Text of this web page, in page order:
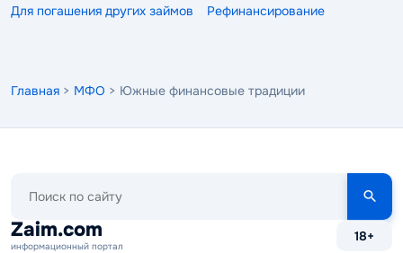
Для погашения других займов Рефинансирование
Главная > МФО > Южные финансовые традиции
сайту
Zaim.com
информационный портал
18+